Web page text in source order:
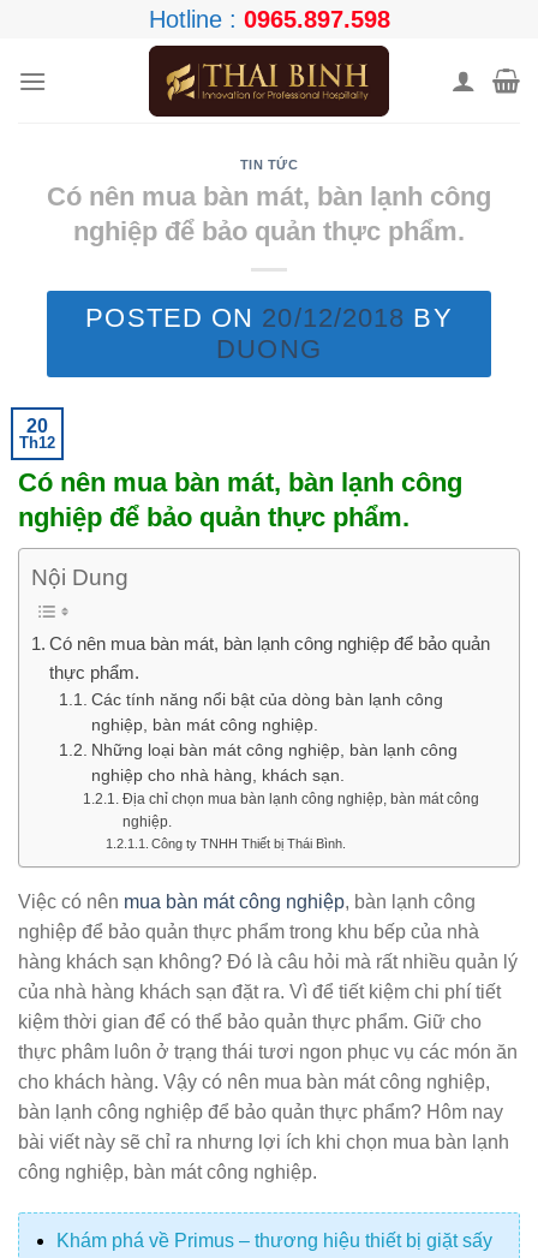
content
Hotline : 0965.897.598
TIN TỨC
Có nên mua bàn mát, bàn lạnh công
nghiệp để bảo quản thực phẩm.
POSTED ON 20/12/2018 BY
DUONG
20
Th12
Có nên mua bàn mát, bàn lạnh công
nghiệp để bảo quản thực phẩm.
Nội Dung
Có nên mua bàn mát, bàn lạnh công nghiệp để bảo quản
thực phẩm.
Các tính năng nổi bật của dòng bàn lạnh công
nghiệp, bàn mát công nghiệp.
Những loại bàn mát công nghiệp, bàn lạnh công
nghiệp cho nhà hàng, khách sạn.
Địa chỉ chọn mua bàn lạnh công nghiệp, bàn mát công
nghiệp.
Công ty TNHH Thiết bị Thái Bình.
Việc có nên mua bàn mát công nghiệp, bàn lạnh công
nghiệp để bảo quản thực phẩm trong khu bếp của nhà
hàng khách sạn không? Đó là câu hỏi mà rất nhiều quản lý
của nhà hàng khách sạn đặt ra. Vì để tiết kiệm chi phí tiết
kiệm thời gian để có thể bảo quản thực phẩm. Giữ cho
thực phâm luôn ở trạng thái tươi ngon phục vụ các món ăn
cho khách hàng. Vậy có nên mua bàn mát công nghiệp,
bàn lạnh công nghiệp để bảo quản thực phẩm? Hôm nay
bài viết này sẽ chỉ ra nhưng lợi ích khi chọn mua bàn lạnh
công nghiệp, bàn mát công nghiệp.
Khám phá về Primus – thương hiệu thiết bị giặt sấy